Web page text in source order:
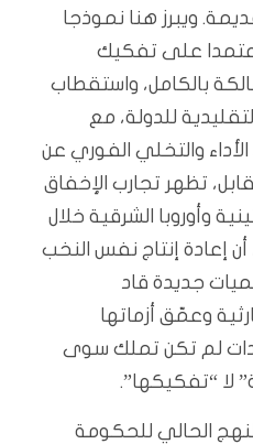
ويبرز هنا نموذجا
اعتمدا على تفكيك
بالكامل، واستقطاب
للدولة، مع
والتخلي الفوري عن
تظهر تجارب الإخفاق
وأوروبا الشرقية خلال
إعادة إنتاج نفس النخب
جديدة قاد
وعمّق أزماتها
لم تكن تملك سوى
لا “تفكيكها”.
الحالي للحكومة